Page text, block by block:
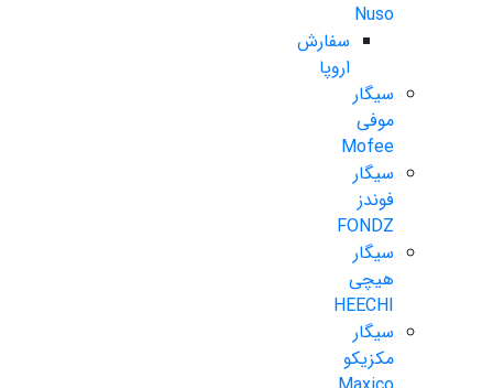
Nuso
سفارش
اروپا
سیگار
موفی
Mofee
سیگار
فوندز
FONDZ
سیگار
هیچی
HEECHI
سیگار
مکزیکو